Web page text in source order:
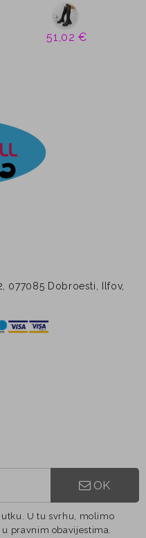
51,02 €
077085 Dobroesti, Ilfov,
OK
U tu svrhu, molimo
pravnim obavijestima.